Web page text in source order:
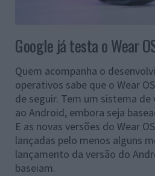
Google já testa o Wear
Quem acompanha o
operativos sabe que o Wear
de seguir. Tem um sistema
ao Android, embora seja
E as novas versões do Wear
lançadas pelo menos alguns
lançamento da versão do
baseiam.